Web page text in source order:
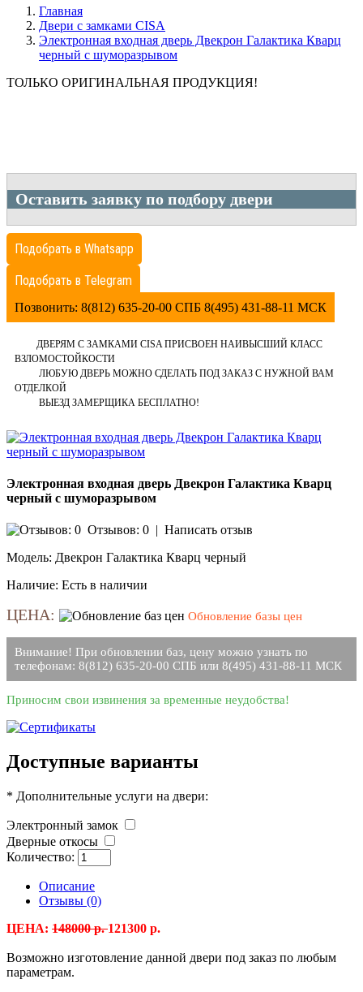
Главная
Двери с замками CISA
Электронная входная дверь Двекрон Галактика Кварц
черный с шуморазрывом
ТОЛЬКО ОРИГИНАЛЬНАЯ ПРОДУКЦИЯ!
Оставить заявку по подбору двери
Подобрать в Whatsapp
Подобрать в Telegram
Позвонить: 8(812) 635-20-00 СПБ 8(495) 431-88-11 МСК
ДВЕРЯМ С ЗАМКАМИ CISA ПРИСВОЕН НАИВЫСШИЙ КЛАСС
ВЗЛОМОСТОЙКОСТИ
ЛЮБУЮ ДВЕРЬ МОЖНО СДЕЛАТЬ ПОД ЗАКАЗ С НУЖНОЙ ВАМ
ОТДЕЛКОЙ
ВЫЕЗД ЗАМЕРЩИКА БЕСПЛАТНО!
Электронная входная дверь Двекрон Галактика Кварц
черный с шуморазрывом
Отзывов: 0 | Написать отзыв
Модель: Двекрон Галактика Кварц черный
Наличие: Есть в наличии
ЦЕНА: Обновление базы цен
Внимание! При обновлении баз, цену можно узнать по
телефонам: 8(812) 635-20-00 СПБ или 8(495) 431-88-11 МСК
Приносим свои извинения за временные неудобства!
Доступные варианты
* Дополнительные услуги на двери:
Электронный замок
Дверные откосы
Количество:
Описание
Отзывы (0)
ЦЕНА: 148000р. 121300 р.
Возможно изготовление данной двери под заказ по любым
параметрам.